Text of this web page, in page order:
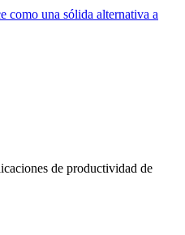
como una sólida alternativa a
de productividad de